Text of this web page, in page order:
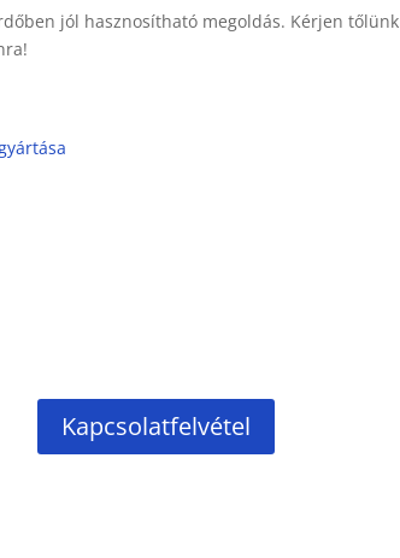
jól hasznosítható megoldás. Kérjen tőlünk
Kapcsolatfelvétel